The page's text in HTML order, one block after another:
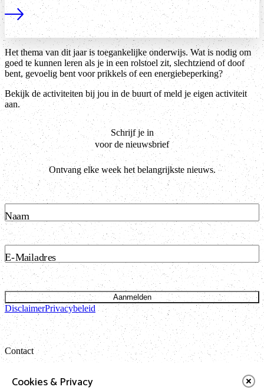
Cookies & Privacy
Lees meer
Het thema van dit jaar is toegankelijke onderwijs. Wat is nodig om
goed te kunnen leren als je in een rolstoel zit, slechtziend of doof
bent, gevoelig bent voor prikkels of een energiebeperking?
Bekijk de activiteiten bij jou in de buurt of meld je eigen activiteit
aan.
Schrijf je in
voor de nieuwsbrief
Ontvang elke week het belangrijkste nieuws.
Naam
E-Mailadres
Aanmelden
DisclaimerPrivacybeleid
Contact
Bataviastraat 24 unit 1.13